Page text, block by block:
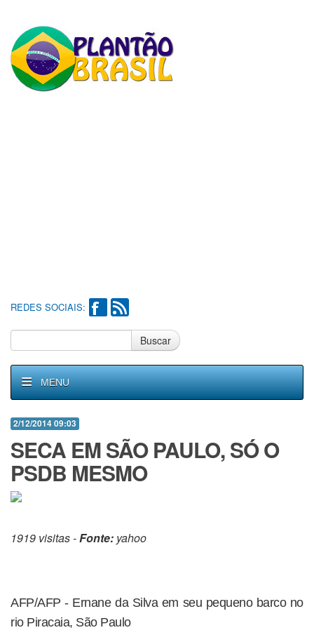
REDES SOCIAIS:
Buscar
MENU
2/12/2014 09:03
SECA EM SÃO PAULO, SÓ O
PSDB MESMO
1919 visitas -Fonte: yahoo
AFP/AFP - Ernane da Silva em seu pequeno barco no
rio Piracaia, São Paulo